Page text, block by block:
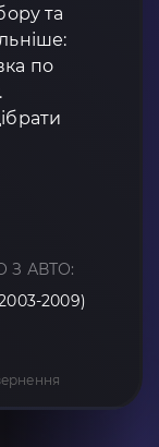
та
по
З АВТО:
2009)